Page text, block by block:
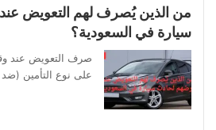
من الذين يُصرف لهم التعويض
سيارة في السعودية؟
صرف التعويض عند
على نوع التأمين (ضد